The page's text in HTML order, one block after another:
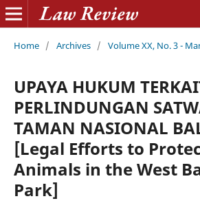
Home / Archives / Volume XX, No. 3 -
UPAYA HUKUM
PERLINDUNGAN
TAMAN NASIONAL
[Legal Efforts to
Animals in the West
Park]